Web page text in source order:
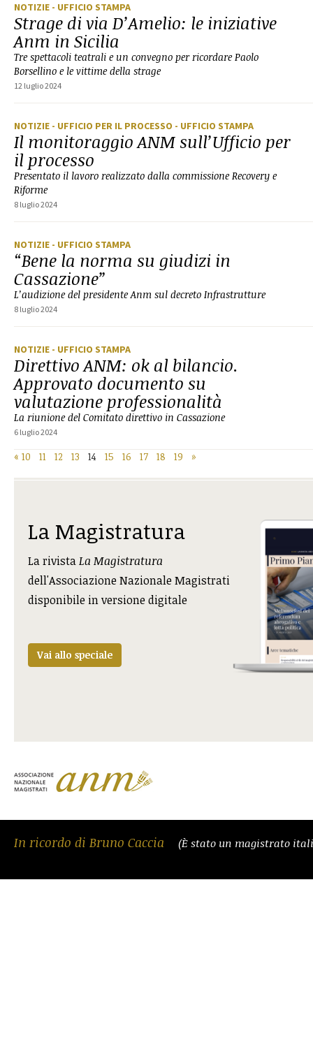
NOTIZIE - UFFICIO STAMPA
Strage di via D’Amelio: le iniziative
Anm in Sicilia
Tre spettacoli teatrali e un convegno per ricordare Paolo
Borsellino e le vittime della strage
12 luglio 2024
NOTIZIE - UFFICIO PER IL PROCESSO - UFFICIO STAMPA
Il monitoraggio ANM sull’Ufficio per
il processo
Presentato il lavoro realizzato dalla commissione Recovery e
Riforme
8 luglio 2024
NOTIZIE - UFFICIO STAMPA
“Bene la norma su giudizi in
Cassazione”
L’audizione del presidente Anm sul decreto Infrastrutture
8 luglio 2024
NOTIZIE - UFFICIO STAMPA
Direttivo ANM: ok al bilancio.
Approvato documento su
valutazione professionalità
La riunione del Comitato direttivo in Cassazione
6 luglio 2024
« 10 11 12 13 14 15 16 17 18 19 »
La Magistratura
La rivistaLa Magistratura
dell'Associazione Nazionale Magistrati
disponibile in versione digitale
Vai allo speciale
In ricordo di Bruno Caccia (È stato un magistrato